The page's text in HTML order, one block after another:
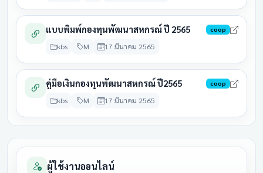
2569
2569
ประชุม
กลุ่มเกษตรกรเลี้ยงสัตว์สาม
31
มีนาคม
2569
สหกรณ์การเกษตรกู้ดินหินผา
ฟ้าน้ำ
31
28 สิงหาคม
สหกรณ์การเกษตรแก้งคร้อ
31
มีนาคม
2569
รอดำเนิ
แบบพิมพ์กองทุนพัฒนาสหกรณ์ ปี 2565
kbs M 17 มีนาคม 2565
coop
คู่มือเงินกองทุนพัฒนาสหกรณ์ ปี2565
kbs M 17 มีนาคม 2565
coop
ผู้ใช้งานออนไลน์